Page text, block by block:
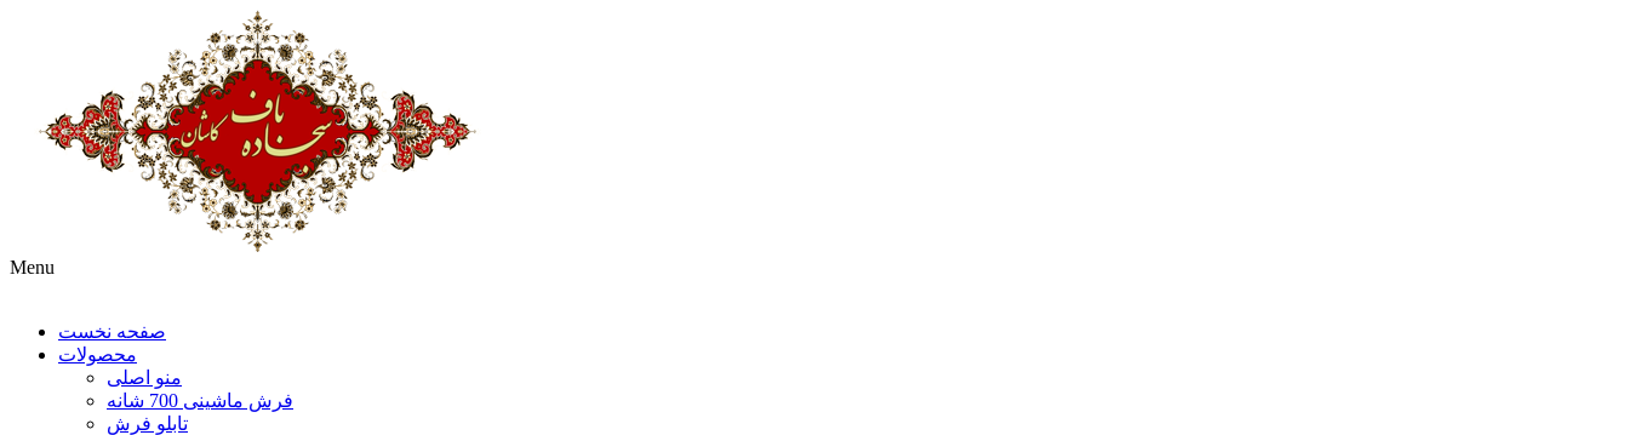
Menu
صفحه نخست
محصولات
منو اصلی
فرش ماشینی 700 شانه
تابلو فرش